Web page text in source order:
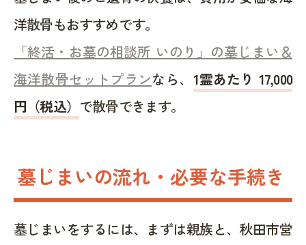
洋散骨もおすすめです。
「終活・お墓の相談所 いのり」の墓じまい＆
海洋散骨セットプランなら、 1霊あたり 17,000
円（税込） で散骨できます。
墓じまいの流れ・必要な手続き
墓じまいをするには、まずは親族と、秋田市営